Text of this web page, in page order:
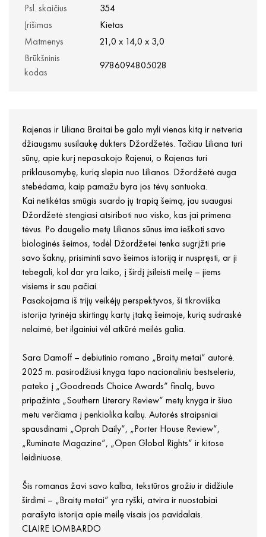
Psl. skaičius
354
Įrišimas
Kietas
Matmenys
21,0 x 14,0 x 3,0
Brūkšninis
kodas
9786094805028
Rajenas ir Liliana Braitai be galo myli vienas kitą ir netveria
džiaugsmu susilaukę dukters Džordžetės. Tačiau Liliana turi
sūnų, apie kurį nepasakojo Rajenui, o Rajenas turi
priklausomybę, kurią slepia nuo Lilianos. Džordžetė auga
stebėdama, kaip pamažu byra jos tėvų santuoka.
Kai netikėtas smūgis suardo jų trapią šeimą, jau suaugusi
Džordžetė stengiasi atsiriboti nuo visko, kas jai primena
tėvus. Po daugelio metų Lilianos sūnus ima ieškoti savo
biologinės šeimos, todėl Džordžetei tenka sugrįžti prie
savo šaknų, prisiminti savo šeimos istoriją ir nuspręsti, ar ji
tebegali, kol dar yra laiko, į širdį įsileisti meilę – jiems
visiems ir sau pačiai.
Pasakojama iš trijų veikėjų perspektyvos, ši tikroviška
istorija tyrinėja skirtingų kartų įtaką šeimoje, kurią sudraskė
nelaimė, bet ilgainiui vėl atkūrė meilės galia.
Sara Damoff – debiutinio romano „Braitų metai“ autorė.
2025 m. pasirodžiusi knyga tapo nacionaliniu bestseleriu,
pateko į „Goodreads Choice Awards“ finalą, buvo
pripažinta „Southern Literary Review“ metų knyga ir šiuo
metu verčiama į penkiolika kalbų. Autorės straipsniai
spausdinami „Oprah Daily“, „Porter House Review“,
„Ruminate Magazine“, „Open Global Rights“ ir kitose
leidiniuose.
Šis romanas žavi savo kalba, tekstūros grožiu ir didžiule
širdimi – „Braitų metai“ yra ryški, atvira ir nuostabiai
parašyta istorija apie meilę visais jos pavidalais.
CLAIRE LOMBARDO